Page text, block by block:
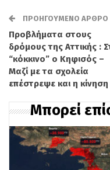
ΠΡΟΗΓΟΎΜΕΝΟ ΆΡΘΡΟ
Προβλήματα στους
δρόμους της Αττικής :
“κόκκινο” ο Κηφισός –
Μαζί με τα σχολεία
επέστρεψε και η κίνηση
Μπορεί